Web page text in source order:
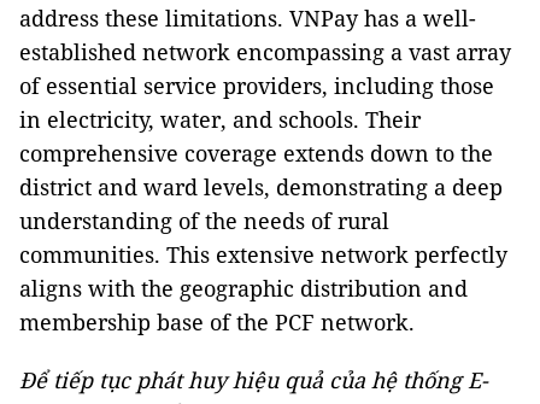
address these limitations. VNPay has a well-
established network encompassing a vast array
of essential service providers, including those
in electricity, water, and schools. Their
comprehensive coverage extends down to the
district and ward levels, demonstrating a deep
understanding of the needs of rural
communities. This extensive network perfectly
aligns with the geographic distribution and
membership base of the PCF network.
Để tiếp tục phát huy hiệu quả của hệ thống E-